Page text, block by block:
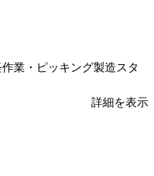
業・ピッキング製造スタ
詳細を表示